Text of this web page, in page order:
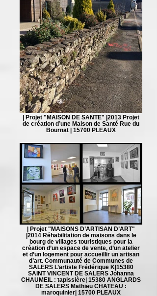
| Projet "MAISON DE SANTE" |2013 Projet
de création d’une Maison de Santé Rue du
Bournat | 15700 PLEAUX
| Projet "MAISONS D’ARTISAN D’ART"
|2014 Réhabilitation de maisons dans le
bourg de villages touristiques pour la
création d’un espace de vente, d’un atelier
et d’un logement pour accueillir un artisan
d’art. Communauté de Communes de
SALERS L’artiste Frédérique K|15380
SAINT VINCENT DE SALERS Johanna
CHAUMEIL : tapissière| 15380 ANGLARDS
DE SALERS Mathieu CHATEAU :
maroquinier| 15700 PLEAUX